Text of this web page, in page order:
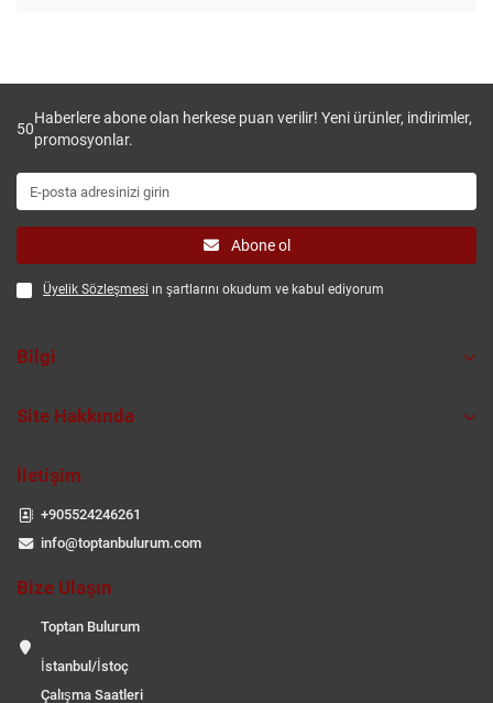
50
Haberlere abone olan herkese puan verilir! Yeni ürünler, indirimler,
promosyonlar.
Abone ol
Üyelik Sözleşmesi ın şartlarını okudum ve kabul ediyorum
Bilgi
Site Hakkında
İletişim
+905524246261
info@toptanbulurum.com
Bize Ulaşın
Toptan Bulurum
İstanbul/İstoç
Çalışma Saatleri